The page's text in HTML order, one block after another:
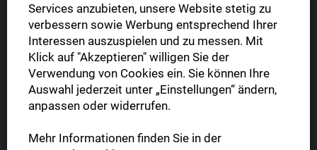
Was ist die Digitale Zeitung?
Format (1:1 Abbild der gedruckten Tageszeitung) oder in der
Services anzubieten, unsere Website stetig zu
verbessern sowie Werbung entsprechend Ihrer
Interessen auszuspielen und zu messen. Mit
Klick auf "Akzeptieren" willigen Sie der
Verwendung von Cookies ein. Sie können Ihre
Auswahl jederzeit unter „Einstellungen“ ändern,
anpassen oder widerrufen.
Mehr Informationen finden Sie in der